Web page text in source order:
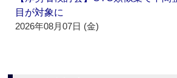
目が対象に
2026年08月07日 (金)